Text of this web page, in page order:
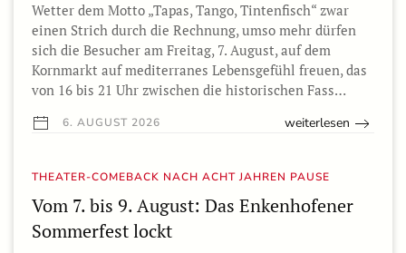
Wetter dem Motto „Tapas, Tango, Tintenfisch“ zwar
einen Strich durch die Rechnung, umso mehr dürfen
sich die Besucher am Freitag, 7. August, auf dem
Kornmarkt auf mediterranes Lebensgefühl freuen, das
von 16 bis 21 Uhr zwischen die historischen Fass…
6. AUGUST 2026 weiterlesen
THEATER-COMEBACK NACH ACHT JAHREN PAUSE
Vom 7. bis 9. August: Das Enkenhofener
Sommerfest lockt